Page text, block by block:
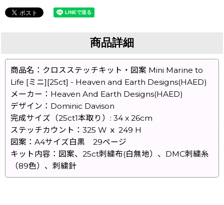
商品詳細
商品名：クロスステッチキット・図案 Mini Marine to
Life [ミニ][25ct] - Heaven and Earth Designs(HAED)
メーカー：Heaven And Earth Designs(HAED)
デザイン：Dominic Davison
完成サイズ（25ct1本取り）: 34 x 26cm
ステッチカウント：325 W ｘ 249 H
図案：A4サイズ白黒 29ページ
キット内容：図案、25ct刺繍布(白無地）、DMC刺繍糸
（89色）、刺繍針